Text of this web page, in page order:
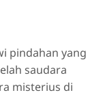
pindahan yang
saudara
misterius di